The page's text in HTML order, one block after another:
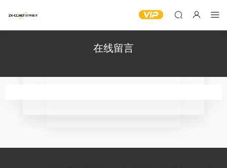
在线留言